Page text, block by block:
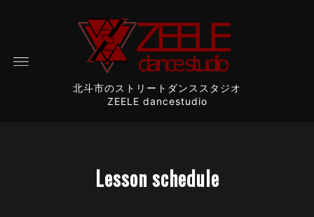
北斗市のストリートダンススタジオ
ZEELE dancestudio
Lesson schedule